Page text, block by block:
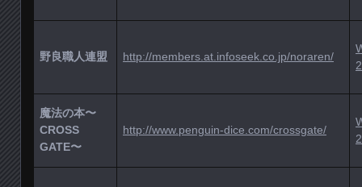
野良職人連盟 http://members.at.infoseek.co.jp/noraren/
魔法の本〜
CROSS
GATE〜
http://www.penguin-dice.com/crossgate/